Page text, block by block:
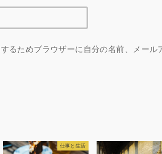
るためブラウザーに自分の名前、メール
仕事と生活